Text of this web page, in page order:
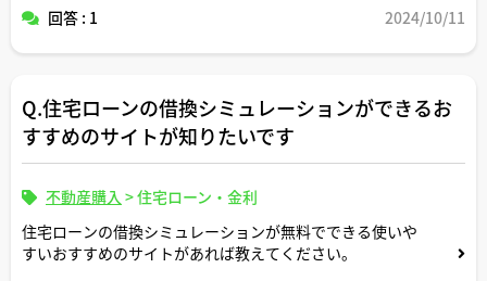
回答 : 1 2024/10/11
Q.住宅ローンの借換シミュレーションができるお
すすめのサイトが知りたいです
不動産購入 >住宅ローン・金利
住宅ローンの借換シミュレーションが無料でできる使いや
すいおすすめのサイトがあれば教えてください。